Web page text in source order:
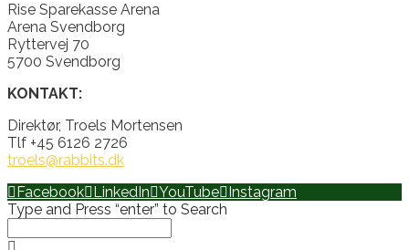
Rise Sparekasse Arena
Arena Svendborg
Ryttervej 70
5700 Svendborg
KONTAKT:
Direktør, Troels Mortensen
Tlf +45 6126 2726
troels@rabbits.dk
Facebook LinkedIn YouTube Instagram
Type and Press “enter” to Search